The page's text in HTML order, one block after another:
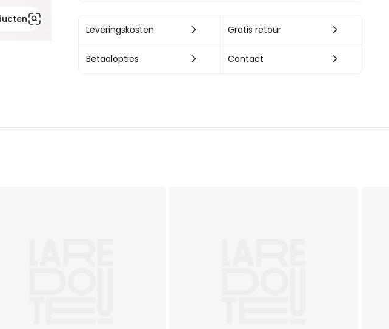
Leveringskosten Gratis retour
Betaalopties Contact